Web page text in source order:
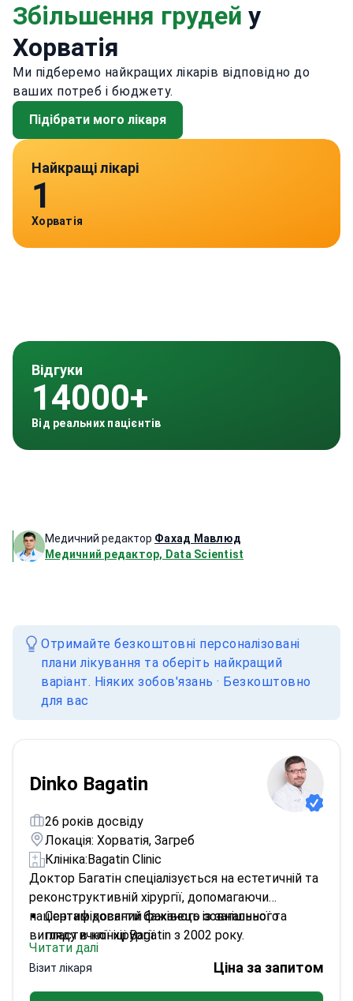
Збільшення грудей у
Хорватія
Ми підберемо найкращих лікарів відповідно до
ваших потреб і бюджету.
Підібрати мого лікаря
Медичний редактор Фахад Мавлюд
Медичний редактор, Data Scientist
Найкращі лікарі
1
Хорватія
Відгуки
14000+
Від реальних пацієнтів
Отримайте безкоштовні персоналізовані
плани лікування та оберіть найкращий
варіант. Ніяких зобов'язань · Безкоштовно
для вас
Dinko Bagatin
26 років досвіду
Локація: Хорватія, Загреб
Клініка:Bagatin Clinic
Доктор Багатін спеціалізується на естетичній та
реконструктивній хірургії, допомагаючи
пацієнтам досягти бажаного зовнішнього
вигляду в клініці Bagatin з 2002 року.
Сертифікований фахівець із загальної та
пластичної хірургії
Активний член Хорватського хірургічного
товариства пластичної, реконструктивної та
естетичної хірургії
Читати далі
Візит лікаря Ціна за запитом